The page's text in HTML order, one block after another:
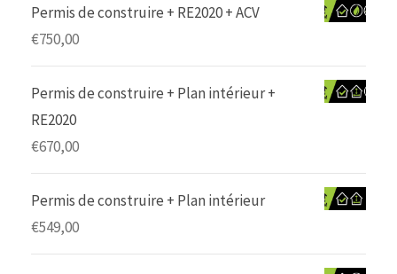
Permis de construire + RE2020 + ACV
€750,00
Permis de construire + Plan intérieur +
RE2020
€670,00
Permis de construire + Plan intérieur
€549,00